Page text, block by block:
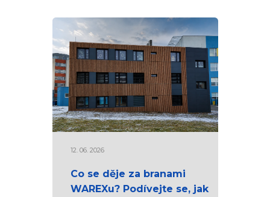
12. 06. 2026
Co se děje za branami
WAREXu? Podívejte se, jak